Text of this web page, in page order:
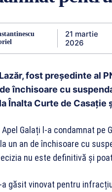
21 martie
2026
fost președinte al
închisoare cu
Înalta Curte de Casație
Apel Galați l-a condamnat pe
un an de închisoare cu
nu este definitivă și
găsit vinovat pentru